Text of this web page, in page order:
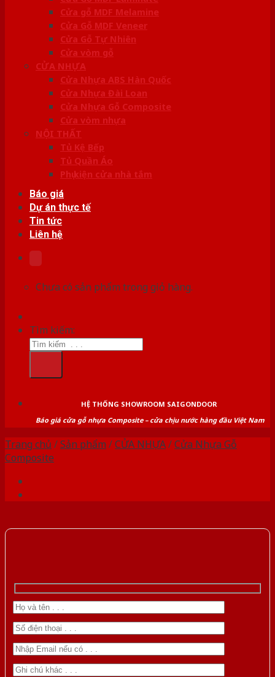
Cửa gỗ MDF Melamine
Cửa Gỗ MDF Veneer
Cửa Gỗ Tự Nhiên
Cửa vòm gỗ
CỬA NHỰA
Cửa Nhựa ABS Hàn Quốc
Cửa Nhựa Đài Loan
Cửa Nhựa Gỗ Composite
Cửa vòm nhựa
NỘI THẤT
Tủ Kệ Bếp
Tủ Quần Áo
Phụ kiện cửa nhà tắm
Báo giá
Dự án thực tế
Tin tức
Liên hệ
Chưa có sản phẩm trong giỏ hàng.
Tìm kiếm:
HỆ THỐNG SHOWROOM SAIGONDOOR
Báo giá cửa gỗ nhựa Composite – cửa chịu nước hàng đầu Việt Nam
Trang chủ /Sản phẩm /CỬA NHỰA/Cửa Nhựa Gỗ
Composite